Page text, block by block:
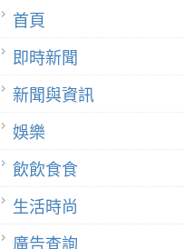
首頁
即時新聞
新聞與資訊
娛樂
飲飲食食
生活時尚
廣告查詢